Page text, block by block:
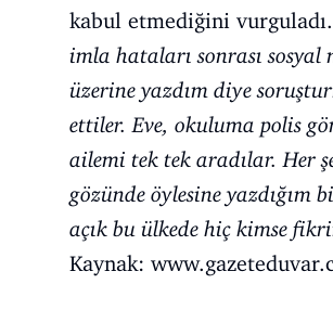
kabul etmediğini
imla hataları sonrası sosyal
üzerine yazdım diye
ettiler. Eve, okuluma polis
ailemi tek tek aradılar. Her
gözünde öylesine yazdığım
açık bu ülkede hiç kimse
Kaynak: